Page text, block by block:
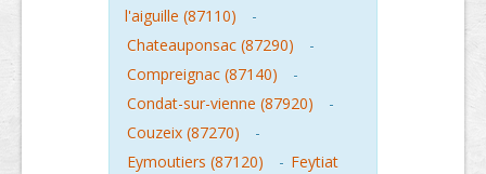
l'aiguille (87110)
-
Chateauponsac (87290)
-
Compreignac (87140)
-
Condat-sur-vienne (87920)
-
Couzeix (87270)
-
Eymoutiers (87120)
- Feytiat